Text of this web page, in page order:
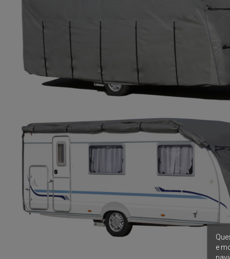
e